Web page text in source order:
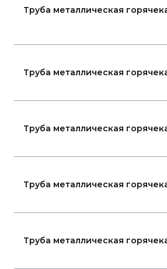
Труба металлическая
Труба металлическая
Труба металлическая
Труба металлическая
Труба металлическая